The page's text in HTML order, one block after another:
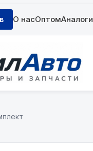
О насОптомАналоги